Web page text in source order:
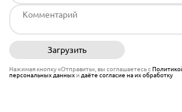
Загрузить
Нажимая кнопку «Отправить», вы соглашаетесь с
персональных данныхи даёте согласие на их обработку